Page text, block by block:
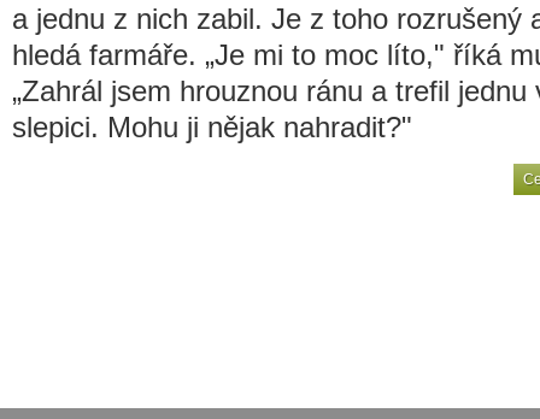
a jednu z nich zabil. Je z toho rozrušený
hledá farmáře. „Je mi to moc líto," říká
„Zahrál jsem hrouznou ránu a trefil jednu
slepici. Mohu ji nějak nahradit?"